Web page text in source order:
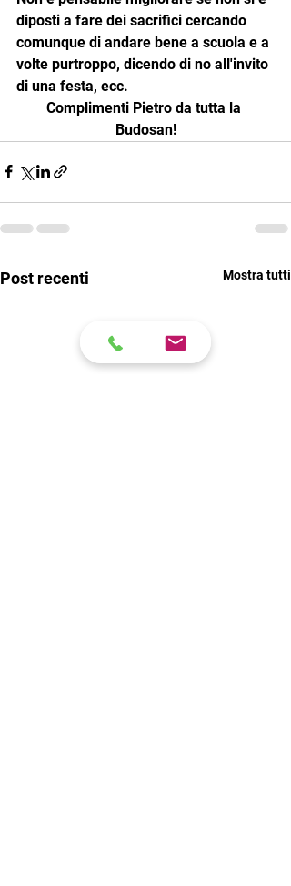
diposti a fare dei sacrifici cercando
comunque di andare bene a scuola e a
volte purtroppo, dicendo di no all'invito
di una festa, ecc.
Complimenti Pietro da tutta la
Budosan!
Post recenti Mostra tutti